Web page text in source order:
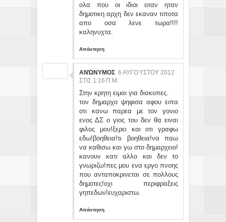
ολα που οι ιδιοι οταν ηταν
δημοτικη αρχη δεν εκαναν τιποτα
απο οσα λενε τωρα!!!!
καληνυχτα.
Απάντηση
ΑΝΏΝΥΜΟΣ 6 ΑΥΓΟΎΣΤΟΥ 2012
ΣΤΙΣ 1:16 Π.Μ.
Στην κρητη ειμαι για διακοπες.
τον δημαρχο ψηφισα αφου ειπα
οτι κανω παρεα με τον γονιο
ενος ΔΣ ο γιος του δεν θα ειναι
φιλος μου!ξερει και οτι γραφω
εδω!βοηθεια!τι βοηθεια!να παω
να καθισω και γω στο δημαρχειο!
κανουν κατι αλλο και δεν το
γνωριζω!πες μου ενα εργο πνοης
που ανταποκρινεται σε πολλους
δημοτες!οχι περιφραξεις
γηπεδων!ευχαριστω.
Απάντηση